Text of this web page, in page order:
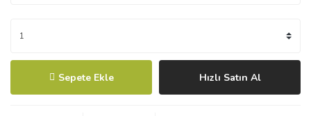
Sepete Ekle Hızlı Satın Al